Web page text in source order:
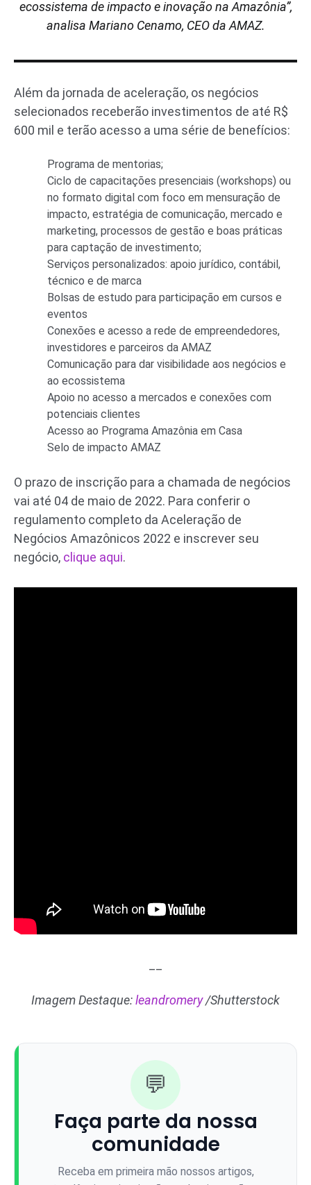
ecossistema de impacto e inovação na Amazônia”,
analisa Mariano Cenamo, CEO da AMAZ.
Além da jornada de aceleração, os negócios
selecionados receberão investimentos de até R$
600 mil e terão acesso a uma série de benefícios:
Programa de mentorias;
Ciclo de capacitações presenciais (workshops) ou
no formato digital com foco em mensuração de
impacto, estratégia de comunicação, mercado e
marketing, processos de gestão e boas práticas
para captação de investimento;
Serviços personalizados: apoio jurídico, contábil,
técnico e de marca
Bolsas de estudo para participação em cursos e
eventos
Conexões e acesso a rede de empreendedores,
investidores e parceiros da AMAZ
Comunicação para dar visibilidade aos negócios e
ao ecossistema
Apoio no acesso a mercados e conexões com
potenciais clientes
Acesso ao Programa Amazônia em Casa
Selo de impacto AMAZ
O prazo de inscrição para a chamada de negócios
vai até 04 de maio de 2022. Para conferir o
regulamento completo da Aceleração de
Negócios Amazônicos 2022 e inscrever seu
negócio, clique aqui.
Imagem Destaque:leandromery/Shutterstock
💬
Faça parte da nossa
comunidade
Receba em primeira mão nossos artigos,